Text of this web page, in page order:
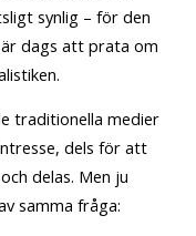
synlig – för den
dags att prata om
traditionella medier
dels för att
delas. Men ju
samma fråga: